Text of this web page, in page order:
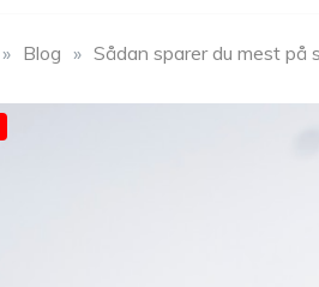
» Blog » Sådan sparer du mest på